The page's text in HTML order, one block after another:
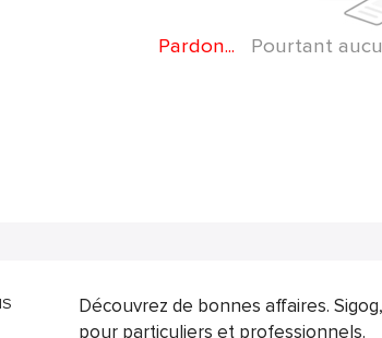
Pardon... Pourtant
Découvrez de bonnes affaires.
pour particuliers et professionnels.